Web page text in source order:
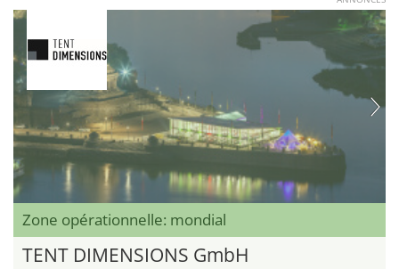
Zone opérationnelle: mondial
TENT DIMENSIONS GmbH